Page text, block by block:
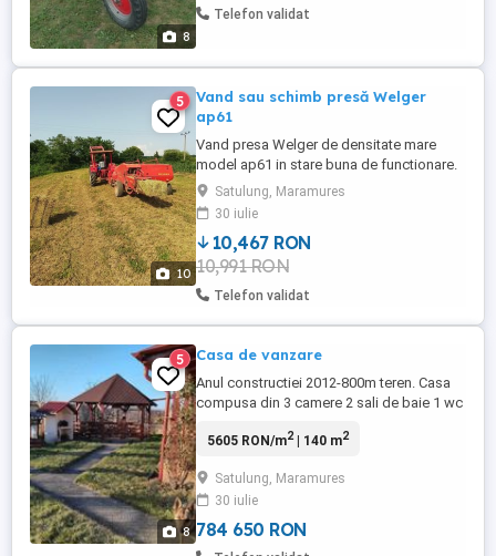
8
Telefon validat
10
5
Vand sau schimb presă Welger
ap61
Vand presa Welger de densitate mare
model ap61 in stare buna de functionare.
Schimb cu presă mai mică sau alte utilaje,
remorcă auto sau motocultor.
Satulung, Maramures
30 iulie
10,467 RON
10,991 RON
Telefon validat
8
5 Casa de vanzare
Anul constructiei 2012-800m teren. Casa
compusa din 3 camere 2 sali de baie 1 wc
Imprejmuire cu Gard!
5605 RON/m2| 140 m2
Satulung, Maramures
30 iulie
784 650 RON